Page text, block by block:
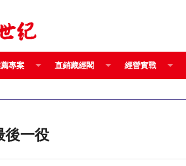
專案 直銷藏經閣 經營實戰
將最後一役